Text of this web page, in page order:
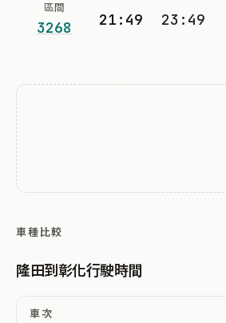
區間
3268 21:49 23:49
車種比較
隆田到彰化行駛時間
車次